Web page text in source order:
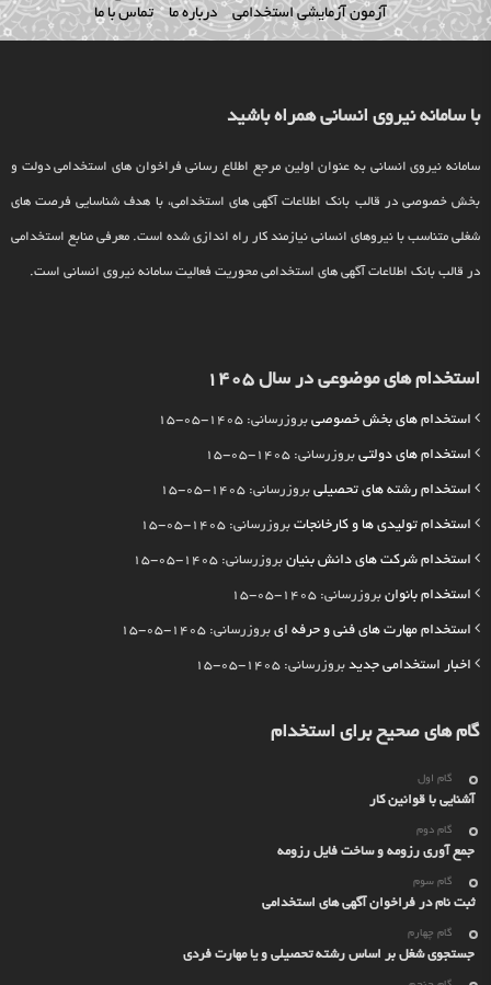
آزمون آزمایشی استخدامی
درباره ما تماس با ما
با سامانه نیروی انسانی همراه باشید
سامانه نیروی انسانی به عنوان اولین مرجع اطلاع رسانی فراخوان های استخدامی دولت و
بخش خصوصی در قالب بانک اطلاعات آگهی های استخدامی، با هدف شناسایی فرصت های
شغلی متناسب با نیروهای انسانی نیازمند کار راه اندازی شده است. معرفی منابع استخدامی
در قالب بانک اطلاعات آگهی های استخدامی محوریت فعالیت سامانه نیروی انسانی است.
استخدام های موضوعی در سال 1405
استخدام های بخش خصوصی بروزرسانی: 1405-05-15
استخدام های دولتی بروزرسانی: 1405-05-15
استخدام رشته های تحصیلی بروزرسانی: 1405-05-15
استخدام تولیدی ها و کارخانجات بروزرسانی: 1405-05-15
استخدام شرکت های دانش بنیان بروزرسانی: 1405-05-15
استخدام بانوان بروزرسانی: 1405-05-15
استخدام مهارت های فنی و حرفه ای بروزرسانی: 1405-05-15
اخبار استخدامی جدید بروزرسانی: 1405-05-15
گام های صحیح برای استخدام
گام اول
آشنایی با قوانین کار
گام دوم
جمع آوری رزومه و ساخت فایل رزومه
گام سوم
ثبت نام در فراخوان آگهی های استخدامی
گام چهارم
جستجوی شغل بر اساس رشته تحصیلی و یا مهارت فردی